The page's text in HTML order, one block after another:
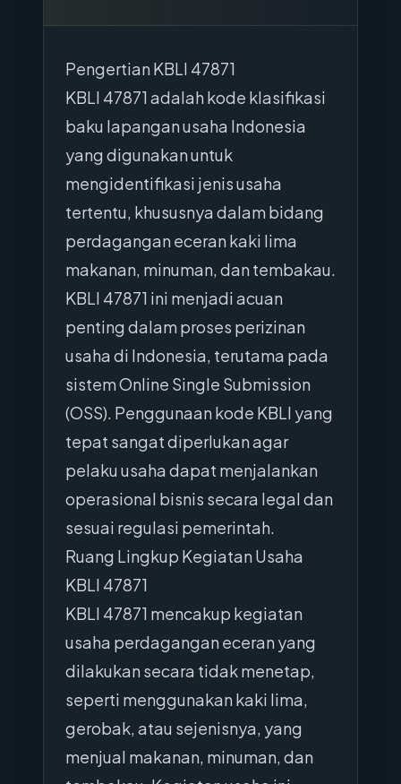
Pengertian KBLI 47871
KBLI 47871 adalah kode klasifikasi
baku lapangan usaha Indonesia
yang digunakan untuk
mengidentifikasi jenis usaha
tertentu, khususnya dalam bidang
perdagangan eceran kaki lima
makanan, minuman, dan tembakau.
KBLI 47871 ini menjadi acuan
penting dalam proses perizinan
usaha di Indonesia, terutama pada
sistem Online Single Submission
(OSS). Penggunaan kode KBLI yang
tepat sangat diperlukan agar
pelaku usaha dapat menjalankan
operasional bisnis secara legal dan
sesuai regulasi pemerintah.
Ruang Lingkup Kegiatan Usaha
KBLI 47871
KBLI 47871 mencakup kegiatan
usaha perdagangan eceran yang
dilakukan secara tidak menetap,
seperti menggunakan kaki lima,
gerobak, atau sejenisnya, yang
menjual makanan, minuman, dan